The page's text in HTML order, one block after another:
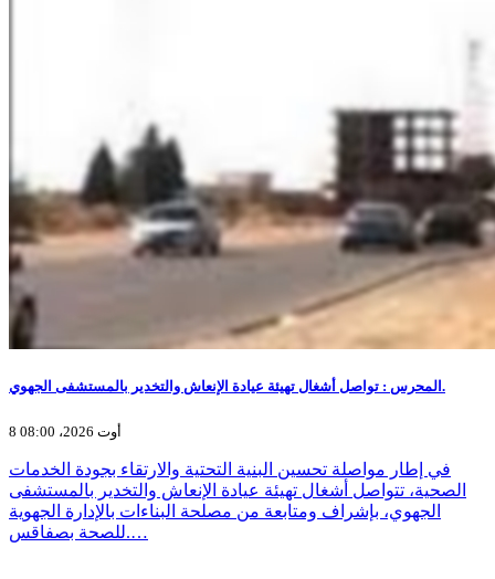
المحرس : تواصل أشغال تهيئة عيادة الإنعاش والتخدير بالمستشفى الجهوي.
8 أوت 2026، 08:00
في إطار مواصلة تحسين البنية التحتية والارتقاء بجودة الخدمات
الصحية، تتواصل أشغال تهيئة عيادة الإنعاش والتخدير بالمستشفى
الجهوي، بإشراف ومتابعة من مصلحة البناءات بالإدارة الجهوية
للصحة بصفاقس.…